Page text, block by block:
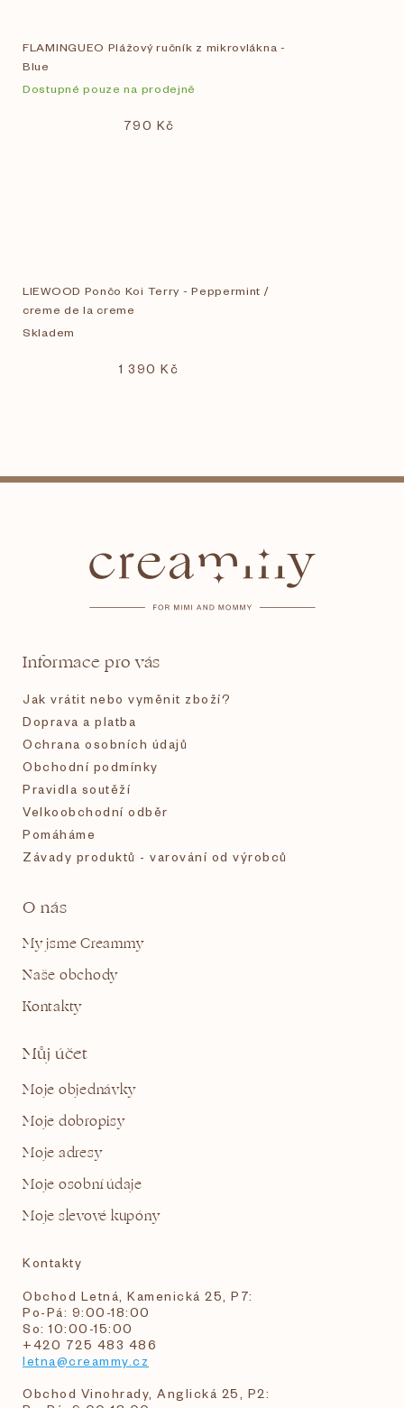
FLAMINGUEO Plážový ručník z mikrovlákna -
Blue
Dostupné pouze na prodejně
790 Kč
LIEWOOD Pončo Koi Terry - Peppermint /
creme de la creme
Skladem
1 390 Kč
Informace pro vás
Jak vrátit nebo vyměnit zboží?
Doprava a platba
Ochrana osobních údajů
Obchodní podmínky
Pravidla soutěží
Velkoobchodní odběr
Pomáháme
Závady produktů - varování od výrobců
O nás
My jsme Creammy
Naše obchody
Kontakty
Můj účet
Moje objednávky
Moje dobropisy
Moje adresy
Moje osobní údaje
Moje slevové kupóny
Kontakty
Obchod Letná, Kamenická 25, P7:
Po-Pá: 9:00-18:00
So: 10:00-15:00
+420 725 483 486
letna@creammy.cz
Obchod Vinohrady, Anglická 25, P2: